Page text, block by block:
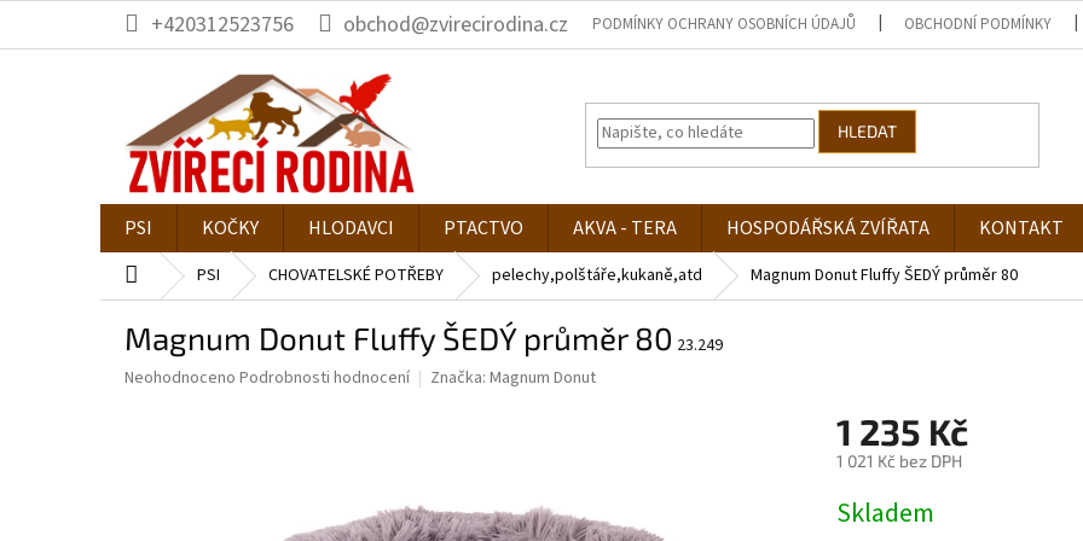
obsah
+420312523756 obchod@zvirecirodina.cz PODMÍNKY OCHRANY OSOBNÍCH ÚDAJŮ OBCHODNÍ PODMÍNKY
HLEDAT
PSI KOČKY HLODAVCI PTACTVO AKVA - TERA HOSPODÁŘSKÁ ZVÍŘATA KONTAKT
Domů PSI CHOVATELSKÉ POTŘEBY pelechy,polštáře,kukaně,atd Magnum Donut Fluffy ŠEDÝ průměr 80
Magnum Donut Fluffy ŠEDÝ průměr 80 23.249
Průměrné
Neohodnoceno Podrobnosti hodnocení Značka: Magnum Donut
1 235 Kč
1 021 Kč bez DPH
cena:
Skladem